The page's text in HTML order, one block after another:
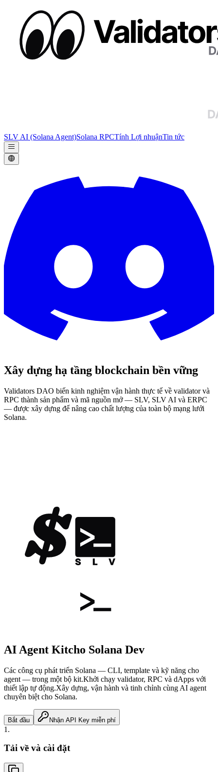
SLV AI (Solana Agent)Solana RPCTính Lợi nhuậnTin tức
Xây dựng hạ tầng blockchain bền vững
Validators DAO biến kinh nghiệm vận hành thực tế về validator và
RPC thành sản phẩm và mã nguồn mở — SLV, SLV AI và ERPC
— được xây dựng để nâng cao chất lượng của toàn bộ mạng lưới
Solana.
AI Agent Kitcho Solana Dev
Các công cụ phát triển Solana — CLI, template và kỹ năng cho
agent — trong một bộ kit.Khởi chạy validator, RPC và dApps với
thiết lập tự động.Xây dựng, vận hành và tinh chỉnh cùng AI agent
chuyên biệt cho Solana.
Bắt đầu Nhận API Key miễn phí
1.
Tải về và cài đặt